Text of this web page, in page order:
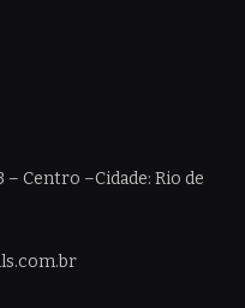
– Centro –Cidade: Rio de